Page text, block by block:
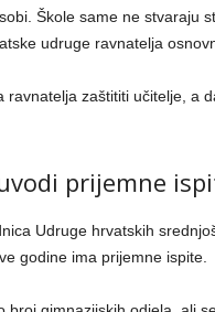
Škole same ne stvaraju
udruge ravnatelja
ravnatelja zaštititi učitelje, a
prijemne
Udruge hrvatskih
godine ima prijemne ispite.